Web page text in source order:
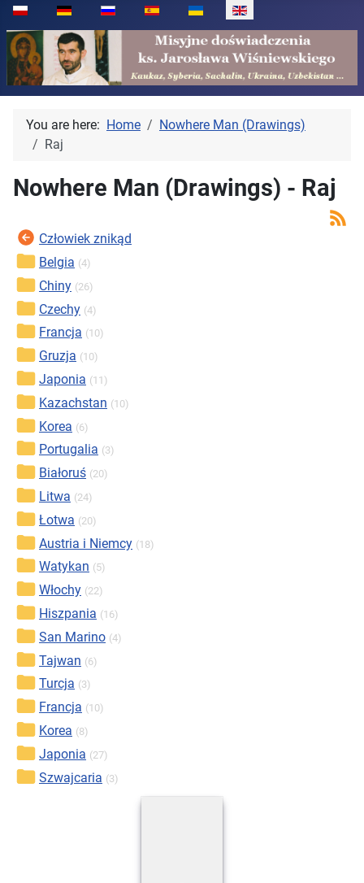
Select your language
You are here: Home
Nowhere Man (Drawings)
Raj
Nowhere Man (Drawings) - Raj
Człowiek znikąd
Belgia (4)
Chiny (26)
Czechy (4)
Francja (10)
Gruzja (10)
Japonia (11)
Kazachstan (10)
Korea (6)
Portugalia (3)
Białoruś (20)
Litwa (24)
Łotwa (20)
Austria i Niemcy (18)
Watykan (5)
Włochy (22)
Hiszpania (16)
San Marino (4)
Tajwan (6)
Turcja (3)
Francja (10)
Korea (8)
Japonia (27)
Szwajcaria (3)